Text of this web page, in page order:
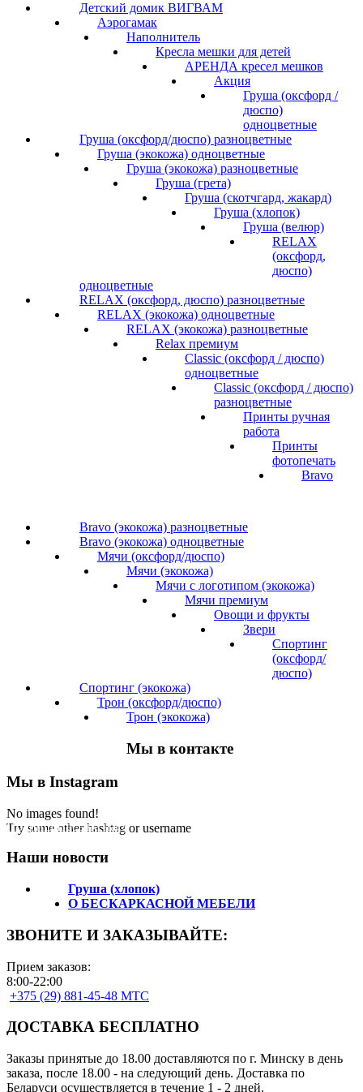
Детский домик ВИГВАМ
Аэрогамак
Наполнитель
Кресла мешки для детей
АРЕНДА кресел мешков
Акция
Груша (оксфорд /
дюспо)
одноцветные
Груша (оксфорд/дюспо) разноцветные
Груша (экокожа) одноцветные
Груша (экокожа) разноцветные
Груша (грета)
Груша (скотчгард, жакард)
Груша (хлопок)
Груша (велюр)
RELAX
(оксфорд,
дюспо)
одноцветные
RELAX (оксфорд, дюспо) разноцветные
RELAX (экокожа) одноцветные
RELAX (экокожа) разноцветные
Relax премиум
Classic (оксфорд / дюспо)
одноцветные
Classic (оксфорд / дюспо)
разноцветные
Принты ручная
работа
Принты
фотопечать
Bravo
Bravo (экокожа) разноцветные
Bravo (экокожа) одноцветные
Мячи (оксфорд/дюспо)
Мячи (экокожа)
Мячи с логотипом (экокожа)
Мячи премиум
Овощи и фрукты
Звери
Спортинг
(оксфорд/
дюспо)
Спортинг (экокожа)
Трон (оксфорд/дюспо)
Трон (экокожа)
Мы в контакте
Мы в Instagram
No images found!
Try some other hashtag or username
Подпишитесь на нас!
Наши новости
Груша (хлопок)
О БЕСКАРКАСНОЙ МЕБЕЛИ
ЗВОНИТЕ И ЗАКАЗЫВАЙТЕ:
Прием заказов:
8:00-22:00
+375 (29) 881-45-48 МТС
ДОСТАВКА БЕСПЛАТНО
Заказы принятые до 18.00 доставляются по г. Минску в день
заказа, после 18.00 - на следующий день. Доставка по
Беларуси осуществляется в течение 1 - 2 дней.